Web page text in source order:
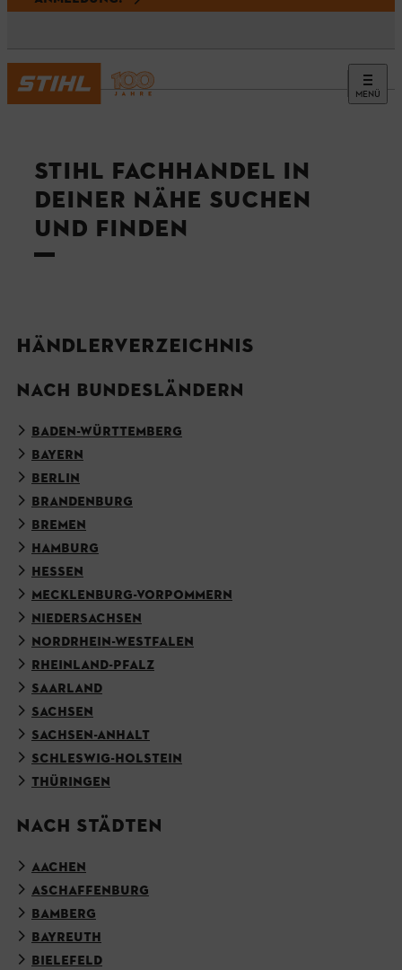
MENÜ
STIHL FACHHANDEL IN
DEINER NÄHE SUCHEN
UND FINDEN
HÄNDLERVERZEICHNIS
NACH BUNDESLÄNDERN
BADEN-WÜRTTEMBERG
BAYERN
BERLIN
BRANDENBURG
BREMEN
HAMBURG
HESSEN
MECKLENBURG-VORPOMMERN
NIEDERSACHSEN
NORDRHEIN-WESTFALEN
RHEINLAND-PFALZ
SAARLAND
SACHSEN
SACHSEN-ANHALT
SCHLESWIG-HOLSTEIN
THÜRINGEN
NACH STÄDTEN
AACHEN
ASCHAFFENBURG
BAMBERG
BAYREUTH
BIELEFELD